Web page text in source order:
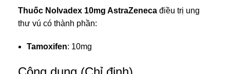
Thuốc Nolvadex 10mg AstraZeneca điều trị ung
thư vú có thành phần:
Tamoxifen: 10mg